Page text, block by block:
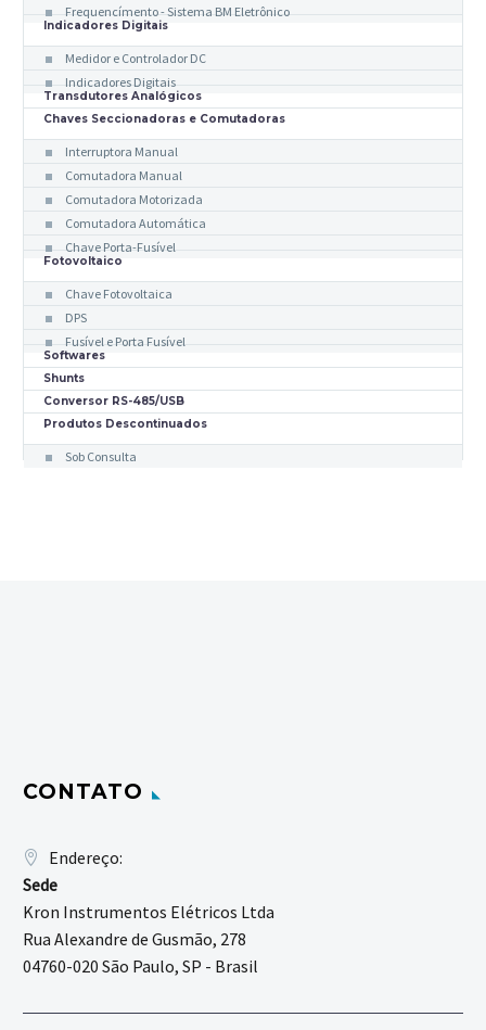
Frequencímento - Sistema BM Eletrônico
Indicadores Digitais
Medidor e Controlador DC
Indicadores Digitais
Transdutores Analógicos
Chaves Seccionadoras e Comutadoras
Interruptora Manual
Comutadora Manual
Comutadora Motorizada
Comutadora Automática
Chave Porta-Fusível
Fotovoltaico
Chave Fotovoltaica
DPS
Fusível e Porta Fusível
Softwares
Shunts
Conversor RS-485/USB
Produtos Descontinuados
Sob Consulta
CONTATO
Endereço:
Sede
Kron Instrumentos Elétricos Ltda
Rua Alexandre de Gusmão, 278
04760-020 São Paulo, SP - Brasil